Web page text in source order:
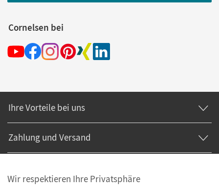
Cornelsen bei
Ihre Vorteile bei uns
Zahlung und Versand
Wir respektieren Ihre Privatsphäre